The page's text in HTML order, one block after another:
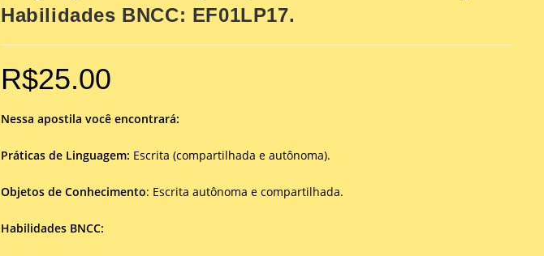
Habilidades BNCC: EF01LP17.
R$25.00
Nessa apostila você encontrará:
Práticas de Linguagem: Escrita (compartilhada e autônoma).
Objetos de Conhecimento: Escrita autônoma e compartilhada.
Habilidades BNCC: